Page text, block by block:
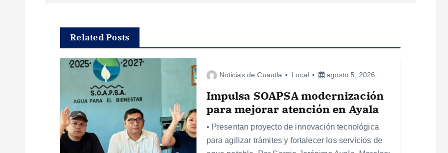
Related Posts
Noticias de Cuautla Local agosto 5, 2026
Impulsa SOAPSA modernización
para mejorar atención en Ayala
• Presentan proyecto de innovación tecnológica
para agilizar trámites y fortalecer los servicios de